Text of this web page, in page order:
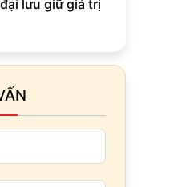
lưu giữ giá trị